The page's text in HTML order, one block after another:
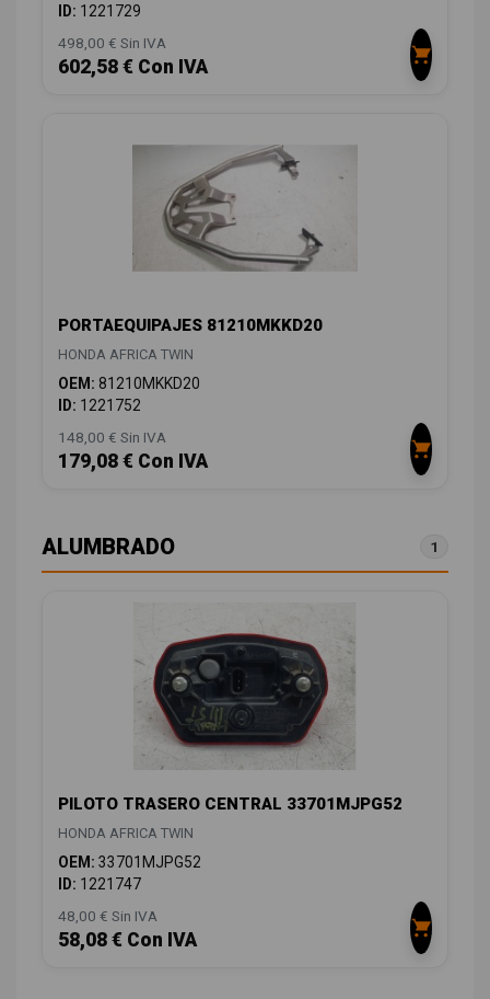
ID: 1221729
498,00 € Sin IVA
602,58 € Con IVA
PORTAEQUIPAJES 81210MKKD20
HONDA AFRICA TWIN
OEM: 81210MKKD20
ID: 1221752
148,00 € Sin IVA
179,08 € Con IVA
ALUMBRADO 1
PILOTO TRASERO CENTRAL 33701MJPG52
HONDA AFRICA TWIN
OEM: 33701MJPG52
ID: 1221747
48,00 € Sin IVA
58,08 € Con IVA